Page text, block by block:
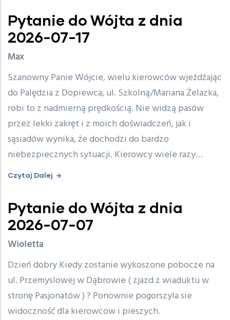
Pytanie do Wójta z dnia
2026-07-17
Max
Szanowny Panie Wójcie, wielu kierowców wjeżdżając
do Palędzia z Dopiewca, ul. Szkolną/Mariana Żelazka,
robi to z nadmierną prędkością. Nie widzą pasów
przez lekki zakręt i z moich doświadczeń, jak i
sąsiadów wynika, że dochodzi do bardzo
niebezpiecznych sytuacji. Kierowcy wiele razy…
Czytaj Dalej
Pytanie do Wójta z dnia
2026-07-07
Wioletta
Dzień dobry Kiedy zostanie wykoszone pobocze na
ul. Przemyslowej w Dąbrowie ( zjazd z wiaduktu w
stronę Pasjonatów ) ? Ponownie pogorszyla sie
widoczność dla kierowcow i pieszych.